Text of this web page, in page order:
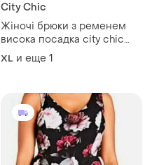
City Chic
Жіночі брюки з ременем
висока посадка city chic
high rise wide leg suit
perfect pant, p. 14/16
XL и еще 1